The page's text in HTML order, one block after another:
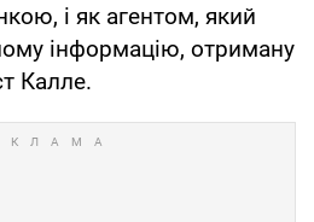
і як агентом, який
інформацію, отриману
Калле.